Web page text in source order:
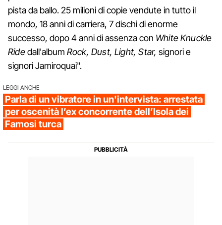
pista da ballo. 25 milioni di copie vendute in tutto il
mondo, 18 anni di carriera, 7 dischi di enorme
successo, dopo 4 anni di assenza con White Knuckle
Ridedall'album Rock, Dust, Light, Star,signori e
signori Jamiroquai".
LEGGI ANCHE
Parla di un vibratore in un'intervista: arrestata
per oscenità l’ex concorrente dell’Isola dei
Famosi turca